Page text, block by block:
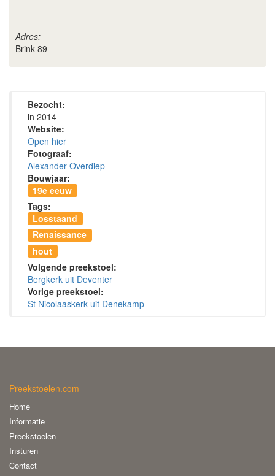
Adres:
Brink 89
Bezocht:
in 2014
Website:
Open hier
Fotograaf:
Alexander Overdiep
Bouwjaar:
19e eeuw
Tags:
Losstaand
Renaissance
hout
Volgende preekstoel:
Bergkerk uit Deventer
Vorige preekstoel:
St Nicolaaskerk uit Denekamp
Preekstoelen.com
Home
Informatie
Preekstoelen
Insturen
Contact